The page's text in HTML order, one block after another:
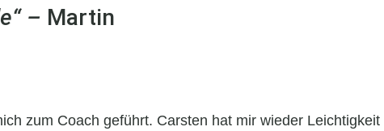
– Martin
zum Coach geführt. Carsten hat mir wieder